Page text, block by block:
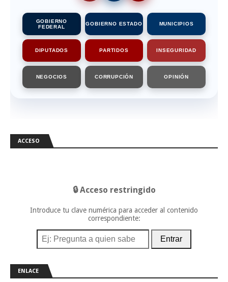
GOBIERNO
FEDERAL
GOBIERNO ESTADO MUNICIPIOS
DIPUTADOS PARTIDOS INSEGURIDAD
NEGOCIOS CORRUPCIÓN OPINIÓN
ACCESO
🔒 Acceso restringido
Introduce tu clave numérica para acceder al contenido
correspondiente:
Entrar
ENLACE